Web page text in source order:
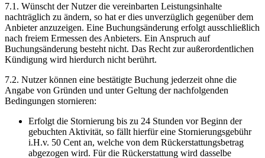
7.1. Wünscht der Nutzer die vereinbarten Leistungsinhalte
nachträglich zu ändern, so hat er dies unverzüglich gegenüber dem
Anbieter anzuzeigen. Eine Buchungsänderung erfolgt ausschließlich
nach freiem Ermessen des Anbieters. Ein Anspruch auf
Buchungsänderung besteht nicht. Das Recht zur außerordentlichen
Kündigung wird hierdurch nicht berührt.
7.2. Nutzer können eine bestätigte Buchung jederzeit ohne die
Angabe von Gründen und unter Geltung der nachfolgenden
Bedingungen stornieren:
Erfolgt die Stornierung bis zu 24 Stunden vor Beginn der
gebuchten Aktivität, so fällt hierfür eine Stornierungsgebühr
i.H.v. 50 Cent an, welche von dem Rückerstattungsbetrag
abgezogen wird. Für die Rückerstattung wird dasselbe